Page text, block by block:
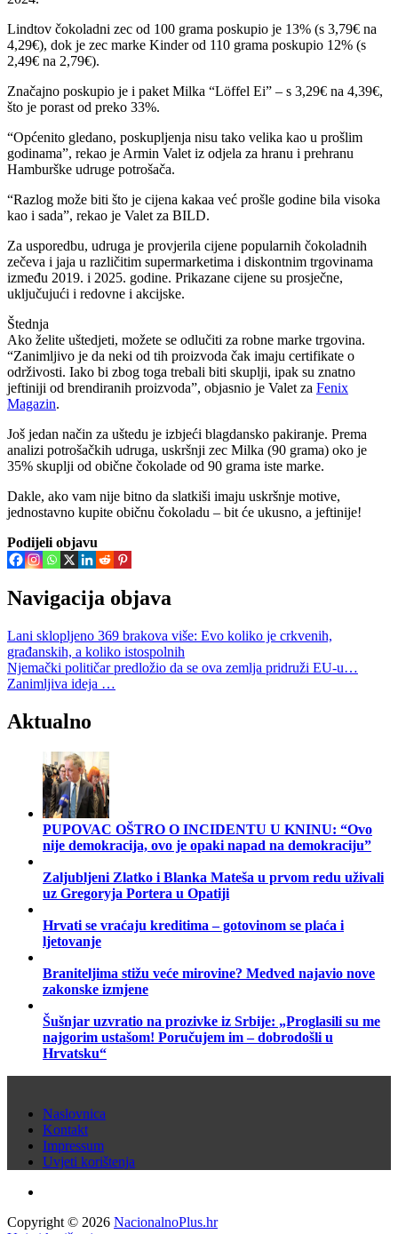
Lindtov čokoladni zec od 100 grama poskupio je 13% (s 3,79€ na
4,29€), dok je zec marke Kinder od 110 grama poskupio 12% (s
2,49€ na 2,79€).
Značajno poskupio je i paket Milka “Löffel Ei” – s 3,29€ na 4,39€,
što je porast od preko 33%.
“Općenito gledano, poskupljenja nisu tako velika kao u prošlim
godinama”, rekao je Armin Valet iz odjela za hranu i prehranu
Hamburške udruge potrošača.
“Razlog može biti što je cijena kakaa već prošle godine bila visoka
kao i sada”, rekao je Valet za BILD.
Za usporedbu, udruga je provjerila cijene popularnih čokoladnih
zečeva i jaja u različitim supermarketima i diskontnim trgovinama
između 2019. i 2025. godine. Prikazane cijene su prosječne,
uključujući i redovne i akcijske.
Štednja
Ako želite uštedjeti, možete se odlučiti za robne marke trgovina.
“Zanimljivo je da neki od tih proizvoda čak imaju certifikate o
održivosti. Iako bi zbog toga trebali biti skuplji, ipak su znatno
jeftiniji od brendiranih proizvoda”, objasnio je Valet za Fenix
Magazin.
Još jedan način za uštedu je izbjeći blagdansko pakiranje. Prema
analizi potrošačkih udruga, uskršnji zec Milka (90 grama) oko je
35% skuplji od obične čokolade od 90 grama iste marke.
Dakle, ako vam nije bitno da slatkiši imaju uskršnje motive,
jednostavno kupite običnu čokoladu – bit će ukusno, a jeftinije!
Podijeli objavu
Navigacija objava
Lani sklopljeno 369 brakova više: Evo koliko je crkvenih,
građanskih, a koliko istospolnih
Njemački političar predložio da se ova zemlja pridruži EU-u…
Zanimljiva ideja …
Aktualno
PUPOVAC OŠTRO O INCIDENTU U KNINU: “Ovo
nije demokracija, ovo je opaki napad na demokraciju”
Zaljubljeni Zlatko i Blanka Mateša u prvom redu uživali
uz Gregoryja Portera u Opatiji
Hrvati se vraćaju kreditima – gotovinom se plaća i
ljetovanje
Braniteljima stižu veće mirovine? Medved najavio nove
zakonske izmjene
Šušnjar uzvratio na prozivke iz Srbije: „Proglasili su me
najgorim ustašom! Poručujem im – dobrodošli u
Hrvatsku“
Naslovnica
Kontakt
Impressum
Uvjeti korištenja
Copyright © 2026 NacionalnoPlus.hr